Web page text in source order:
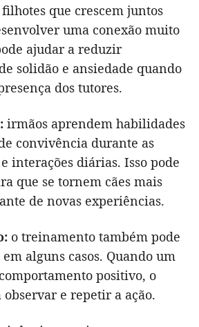
filhotes que crescem juntos
uma conexão muito
ajudar a reduzir
solidão e ansiedade quando
dos tutores.
irmãos aprendem habilidades
convivência durante as
interações diárias. Isso pode
que se tornem cães mais
de novas experiências.
o treinamento também pode
alguns casos. Quando um
positivo, o
e repetir a ação.